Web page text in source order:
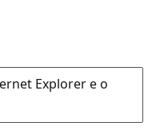
Explorer e o